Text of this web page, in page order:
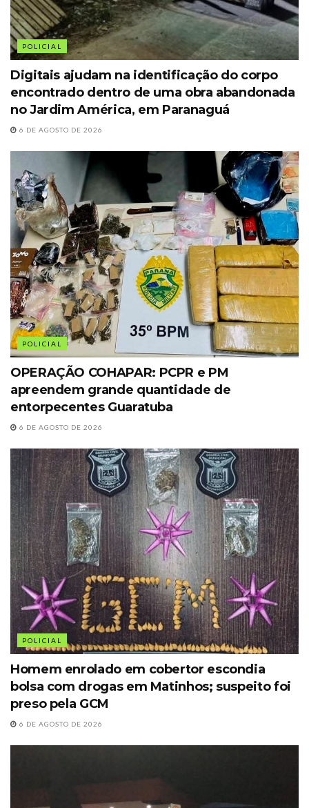
POLICIAL
Digitais ajudam na identificação do corpo
encontrado dentro de uma obra abandonada
no Jardim América, em Paranaguá
6 DE AGOSTO DE 2026
POLICIAL
OPERAÇÃO COHAPAR: PCPR e PM
apreendem grande quantidade de
entorpecentes Guaratuba
6 DE AGOSTO DE 2026
POLICIAL
Homem enrolado em cobertor escondia
bolsa com drogas em Matinhos; suspeito foi
preso pela GCM
6 DE AGOSTO DE 2026